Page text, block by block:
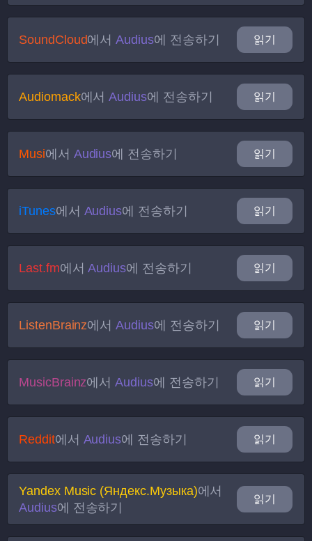
SoundCloud에서Audius에 전송하기 읽기
Audiomack에서Audius에 전송하기 읽기
Musi에서 Audius에 전송하기 읽기
iTunes에서 Audius에 전송하기 읽기
Last.fm에서Audius에 전송하기 읽기
ListenBrainz에서Audius에 전송하기 읽기
MusicBrainz에서Audius에 전송하기 읽기
Reddit에서 Audius에 전송하기 읽기
Yandex Music (Яндекс.Музыка)에서
Audius에 전송하기
읽기